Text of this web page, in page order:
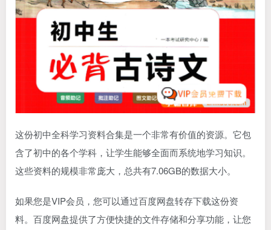
这份初中全科学习资料合集是一个非常有价值的资源。它包
含了初中的各个学科，让学生能够全面而系统地学习知识。
这些资料的规模非常庞大，总共有7.06GB的数据大小。
如果您是VIP会员，您可以通过百度网盘转存下载这份资
料。百度网盘提供了方便快捷的文件存储和分享功能，让您